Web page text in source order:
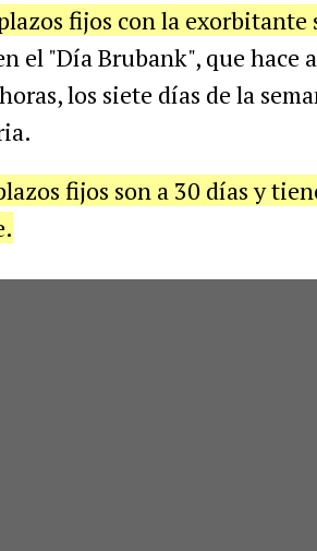
fijos con la exorbitante
el "Día Brubank", que
los siete días de la
fijos son a 30 días y